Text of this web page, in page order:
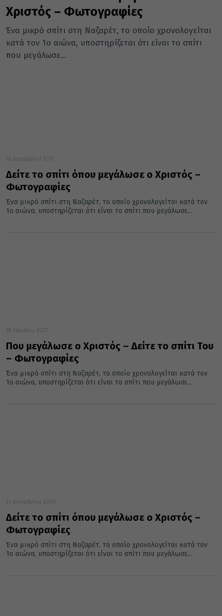
Χριστός – Φωτογραφίες
Ένα μικρό σπίτι στη Ναζαρέτ, το οποίο χρονολογείται
κατά τον 1ο αιώνα, υποστηρίζεται ότι είναι το σπίτι
που μεγάλωσε...
16 Δεκεμβρίου 2021
Δείτε το σπίτι όπου μεγάλωσε ο Χριστός –
Φωτογραφίες
Ένα μικρό σπίτι στη Ναζαρέτ, το οποίο χρονολογείται κατά τον
1ο αιώνα, υποστηρίζεται ότι είναι το σπίτι που μεγάλωσε...
28 Απριλίου 2021
Που μεγάλωσε ο Χριστός – Δείτε το σπίτι Του
– Φωτογραφίες
Ένα μικρό σπίτι στη Ναζαρέτ, το οποίο χρονολογείται κατά τον
1ο αιώνα, υποστηρίζεται ότι είναι το σπίτι που μεγάλωσε...
24 Δεκεμβρίου 2020
Δείτε το σπίτι όπου μεγάλωσε ο Χριστός –
Φωτογραφίες
Ένα μικρό σπίτι στη Ναζαρέτ, το οποίο χρονολογείται κατά τον
1ο αιώνα, υποστηρίζεται ότι είναι το σπίτι που μεγάλωσε...